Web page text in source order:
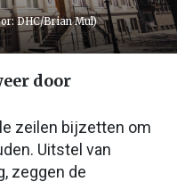
DHC/Brian Mul)
door
zeilen bijzetten om
Uitstel van
zeggen de